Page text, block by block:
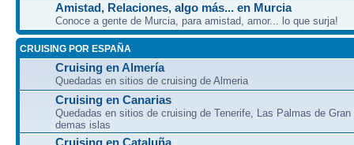
Amistad, Relaciones, algo más... en Murcia
Conoce a gente de Murcia, para amistad, amor... lo que surja!
CRUISING POR ESPAÑA
Cruising en Almería
Quedadas en sitios de cruising de Almeria
Cruising en Canarias
Quedadas en sitios de cruising de Tenerife, Las Palmas de Gran
demas islas
Cruising en Cataluña